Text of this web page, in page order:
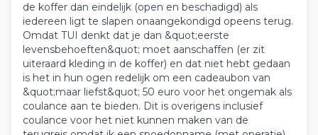
de koffer dan eindelijk (open en beschadigd) als
iedereen ligt te slapen onaangekondigd opeens terug.
Omdat TUI denkt dat je dan &quot;eerste
levensbehoeften&quot; moet aanschaffen (er zit
uiteraard kleding in de koffer) en dat niet hebt gedaan
is het in hun ogen redelijk om een cadeaubon van
&quot;maar liefst&quot; 50 euro voor het ongemak als
coulance aan te bieden. Dit is overigens inclusief
coulance voor het niet kunnen maken van de